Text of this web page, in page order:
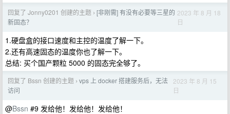
回复了 Jonny0201 创建的主题 › [非刚需] 有没有必要等三星的
新固态？
2023 年 8 月 18
日
1.硬盘盒的接口速度和主控的温度了解一下。
2.还有高速固态的温度你也了解一下。
总结: 买个国产颗粒 5000 的固态完全够了。
回复了 Bssn 创建的主题 › vps 上 docker 搭建服务后，无法
访问
2023 年 8 月 15
日
@Bssn #9 发给他！发给他！发给他！